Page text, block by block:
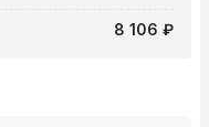
8 106 ₽